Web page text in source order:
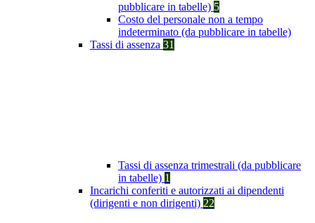
pubblicare in tabelle) 5
Costo del personale non a tempo
indeterminato (da pubblicare in tabelle)
Tassi di assenza 31
Tassi di assenza trimestrali (da pubblicare
in tabelle) 1
Incarichi conferiti e autorizzati ai dipendenti
(dirigenti e non dirigenti) 22